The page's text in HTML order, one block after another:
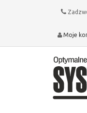
Moje